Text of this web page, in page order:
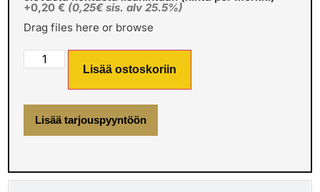
+0,20 € (0,25€ sis. alv 25.5%)
Drag files here or browse
Lisää ostoskoriin
Lisää tarjouspyyntöön